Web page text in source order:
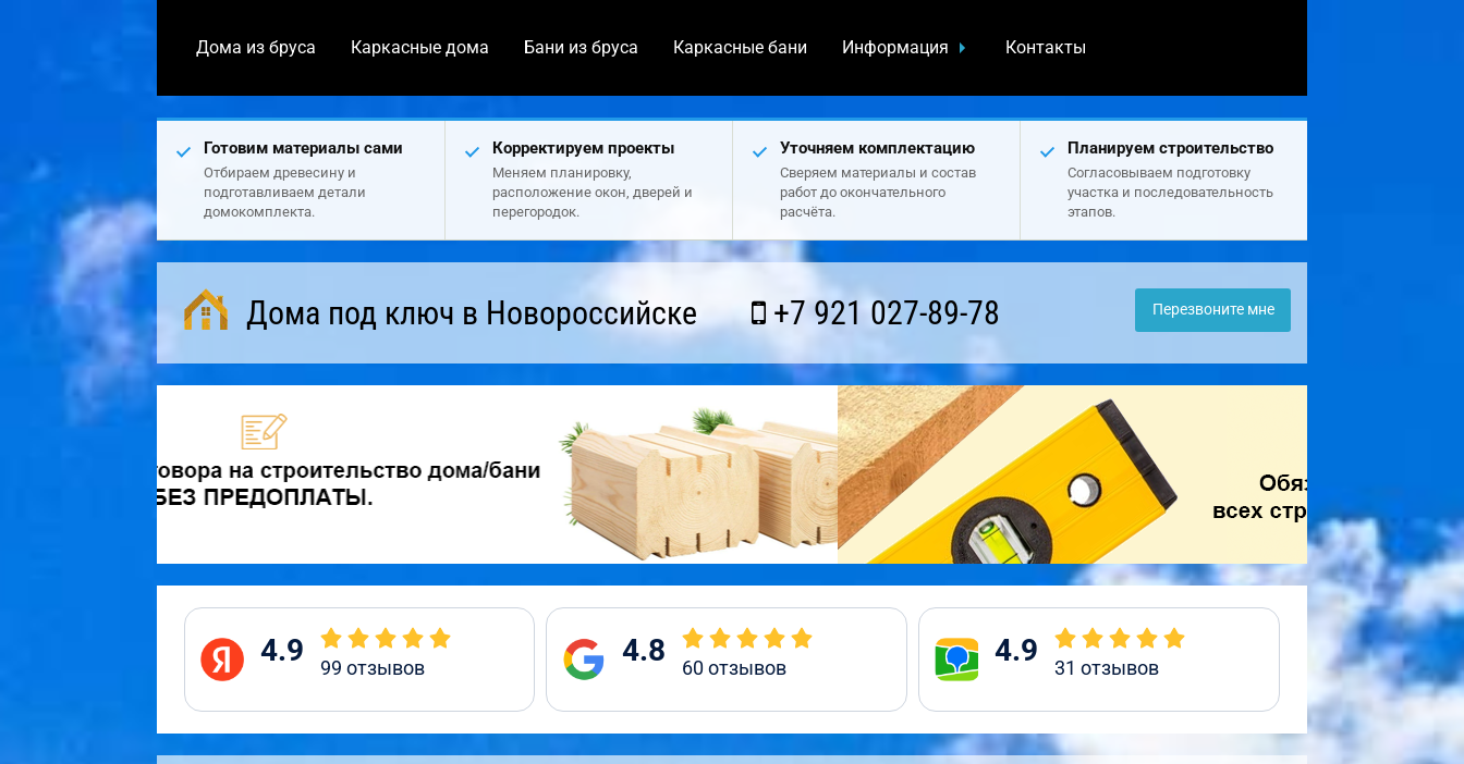
Дома из бруса Каркасные дома Бани из бруса Каркасные бани Информация Контакты
Готовим материалы сами
Отбираем древесину и
подготавливаем детали
домокомплекта.
Корректируем проекты
Меняем планировку,
расположение окон, дверей и
перегородок.
Уточняем комплектацию
Сверяем материалы и состав
работ до окончательного
расчёта.
Планируем строительство
Согласовываем подготовку
участка и последовательность
этапов.
Дома под ключ в Новороссийске +7 921 027-89-78 Перезвоните мне
4.9 99 отзывов 4.8 60отзывов 4.9 31 отзывов